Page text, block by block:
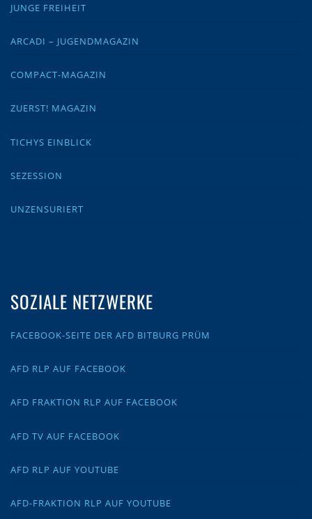
JUNGE FREIHEIT
ARCADI – JUGENDMAGAZIN
COMPACT-MAGAZIN
ZUERST! MAGAZIN
TICHYS EINBLICK
SEZESSION
UNZENSURIERT
SOZIALE NETZWERKE
FACEBOOK-SEITE DER AFD BITBURG PRÜM
AFD RLP AUF FACEBOOK
AFD FRAKTION RLP AUF FACEBOOK
AFD TV AUF FACEBOOK
AFD RLP AUF YOUTUBE
AFD-FRAKTION RLP AUF YOUTUBE